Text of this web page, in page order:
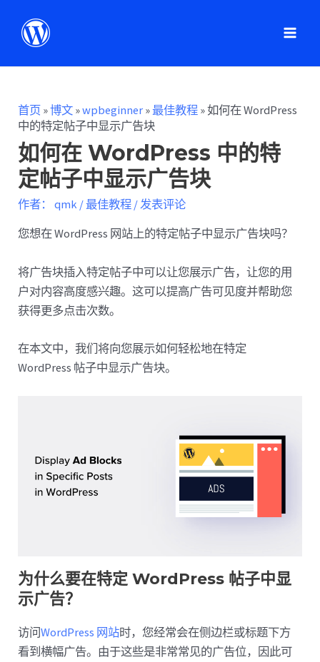
首页 »博文 »wpbeginner »最佳教程 »如何在 WordPress
中的特定帖子中显示广告块
如何在 WordPress 中的特
定帖子中显示广告块
作者： qmk /最佳教程 /发表评论
您想在 WordPress 网站上的特定帖子中显示广告块吗？
将广告块插入特定帖子中可以让您展示广告，让您的用
户对内容高度感兴趣。这可以提高广告可见度并帮助您
获得更多点击次数。
在本文中，我们将向您展示如何轻松地在特定
WordPress 帖子中显示广告块。
为什么要在特定 WordPress 帖子中显
示广告？
访问WordPress 网站时，您经常会在侧边栏或标题下方
看到横幅广告。由于这些是非常常见的广告位，因此可